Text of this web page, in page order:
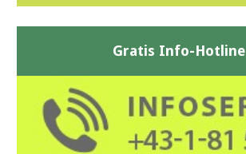
Gratis Info-Hotline